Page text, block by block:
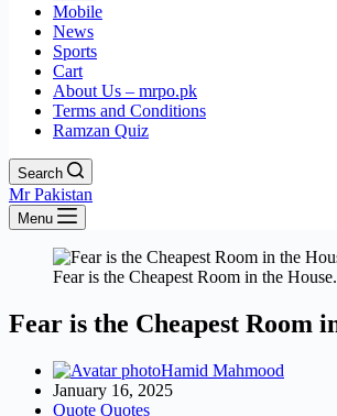
Mobile
News
Sports
Cart
About Us – mrpo.pk
Terms and Conditions
Ramzan Quiz
Search
Mr Pakistan
Menu
Fear is the Cheapest Room in the
Fear is the Cheapest Room
Hamid Mahmood
January 16, 2025
Quote Quotes